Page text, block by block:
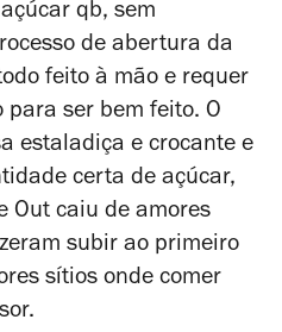
qb, sem
de abertura da
feito à mão e requer
para ser bem feito. O
estaladiça e crocante e
certa de açúcar,
Out caiu de amores
subir ao primeiro
sítios onde comer